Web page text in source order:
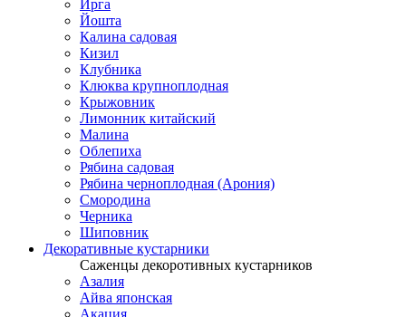
Ирга
Йошта
Калина садовая
Кизил
Клубника
Клюква крупноплодная
Крыжовник
Лимонник китайский
Малина
Облепиха
Рябина садовая
Рябина черноплодная (Арония)
Смородина
Черника
Шиповник
Декоративные кустарники
Саженцы декоротивных кустарников
Азалия
Айва японская
Акация